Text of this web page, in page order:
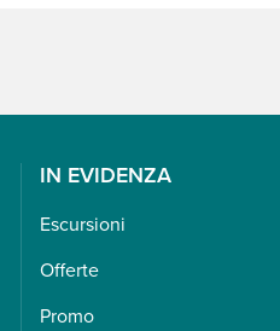
IN EVIDENZA
Escursioni
Offerte
Promo